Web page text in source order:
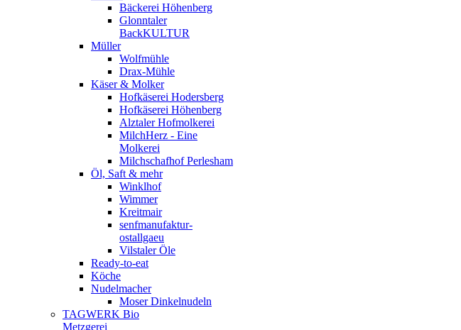
Bäckerei Höhenberg
Glonntaler
BackKULTUR
Müller
Wolfmühle
Drax-Mühle
Käser & Molker
Hofkäserei Hodersberg
Hofkäserei Höhenberg
Alztaler Hofmolkerei
MilchHerz - Eine
Molkerei
Milchschafhof Perlesham
Öl, Saft & mehr
Winklhof
Wimmer
Kreitmair
senfmanufaktur-
ostallgaeu
Vilstaler Öle
Ready-to-eat
Köche
Nudelmacher
Moser Dinkelnudeln
TAGWERK Bio
Metzgerei